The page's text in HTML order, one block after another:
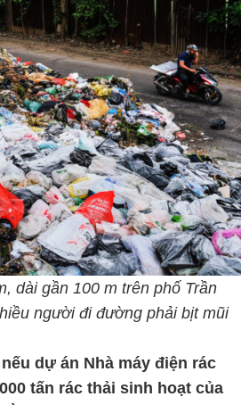
dài gần 100 m trên phố Trần
người đi đường phải bịt mũi
dự án Nhà máy điện rác
tấn rác thải sinh hoạt của